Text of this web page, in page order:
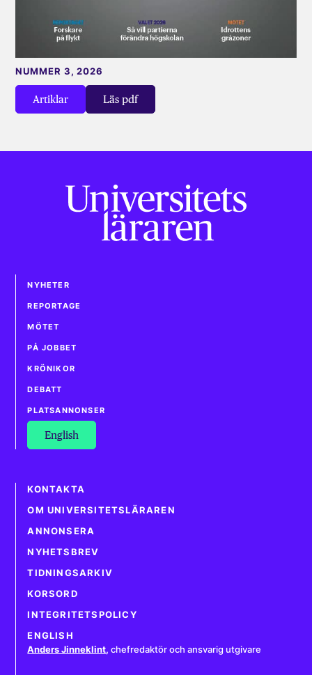
Artiklar Läs pdf
NUMMER 3, 2026
NYHETER
REPORTAGE
MÖTET
PÅ JOBBET
KRÖNIKOR
DEBATT
PLATSANNONSER
English
KONTAKTA
OM UNIVERSITETSLÄRAREN
ANNONSERA
NYHETSBREV
TIDNINGSARKIV
KORSORD
INTEGRITETSPOLICY
ENGLISH
Anders Jinneklint, chefredaktör och ansvarig utgivare